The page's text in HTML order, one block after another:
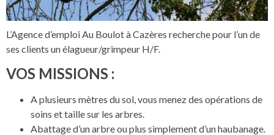
L’Agence d’emploi Au Boulot à Cazères recherche pour l’un de
ses clients un élagueur/grimpeur H/F.
VOS MISSIONS :
A plusieurs mètres du sol, vous menez des opérations de
soins et taille sur les arbres.
Abattage d’un arbre ou plus simplement d’un haubanage.